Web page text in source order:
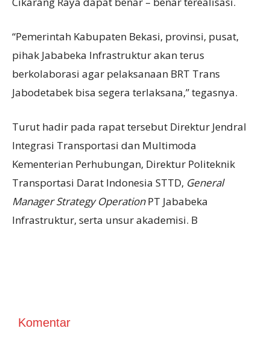
“Pemerintah Kabupaten Bekasi, provinsi, pusat,
pihak Jababeka Infrastruktur akan terus
berkolaborasi agar pelaksanaan BRT Trans
Jabodetabek bisa segera terlaksana,” tegasnya.
Turut hadir pada rapat tersebut Direktur Jendral
Integrasi Transportasi dan Multimoda
Kementerian Perhubungan, Direktur Politeknik
Transportasi Darat Indonesia STTD, General
Manager Strategy OperationPT Jababeka
Infrastruktur, serta unsur akademisi. B
Komentar